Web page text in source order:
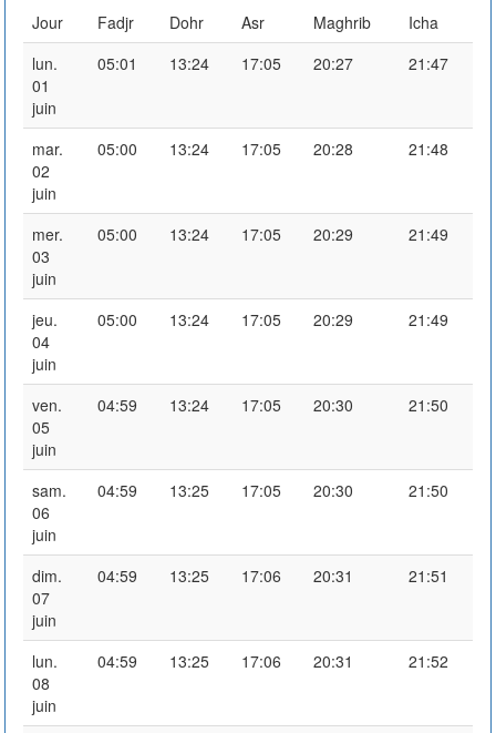
Jour Fadjr Dohr Asr Maghrib
Icha
lun.
01
juin
05:01 13:24 17:05 20:27 21:47
mar.
02
juin
05:00 13:24 17:05 20:28 21:48
mer.
03
juin
05:00 13:24 17:05 20:29 21:49
jeu.
04
juin
05:00 13:24 17:05 20:29 21:49
ven.
05
juin
04:59 13:24 17:05 20:30 21:50
sam.
06
juin
04:59 13:25 17:05 20:30 21:50
dim.
07
juin
04:59 13:25 17:06 20:31 21:51
lun.
08
juin
04:59 13:25 17:06 20:31 21:52